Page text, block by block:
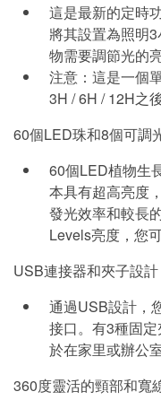
這是最新的定時
將其設置為照明
物需要調節光的
注意：這是一個
3H / 6H / 12H之
60個LED珠和8個可調
60個LED植物生
本具有超高亮度
發光效率和較長
Levels亮度，您
USB連接器和夾子設計
通過USB設計，
接口。有3種固
於在家里或辦公室
360度靈活的頸部和寬